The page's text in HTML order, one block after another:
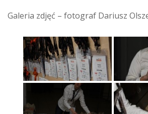
Galeria zdjęć – fotograf Dariusz